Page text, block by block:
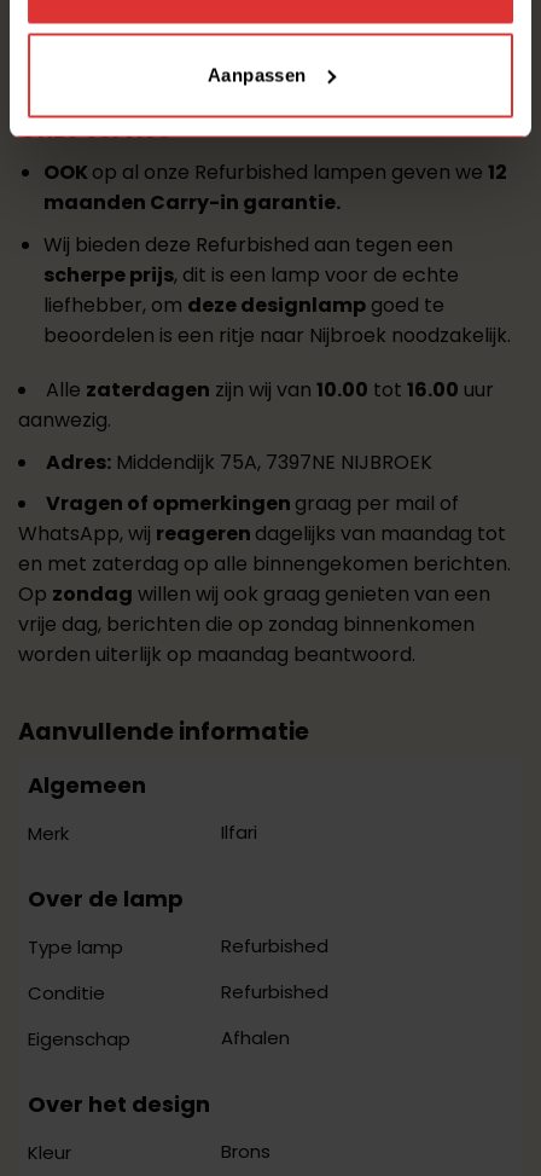
Aanpassen
Deze mooie hanglamp hebben wij technische
volledig gecontroleerd100% GOED!!!Uitsluitend op
!!
Onze service
OOKop al onze Refurbished lampen geven we 12
maanden Carry-in garantie.
Wij bieden deze Refurbished aan tegen een
scherpe prijs, dit is een lamp voor de echte
liefhebber, om deze designlampgoed te
beoordelen is een ritje naar Nijbroek noodzakelijk.
Alle zaterdagen zijn wij van 10.00 tot 16.00 uur
aanwezig.
Adres: Middendijk 75A, 7397NE NIJBROEK
Vragen of opmerkingen graag per mail of
WhatsApp, wij reageren dagelijks van maandag tot
en met zaterdag op alle binnengekomen berichten.
Op zondag willen wij ook graag genieten van een
vrije dag, berichten die op zondag binnenkomen
worden uiterlijk op maandag beantwoord.
Aanvullende informatie
Algemeen
Merk Ilfari
Over de lamp
Type lamp
Refurbished
Conditie
Refurbished
Eigenschap
Afhalen
Over het design
Kleur
Brons